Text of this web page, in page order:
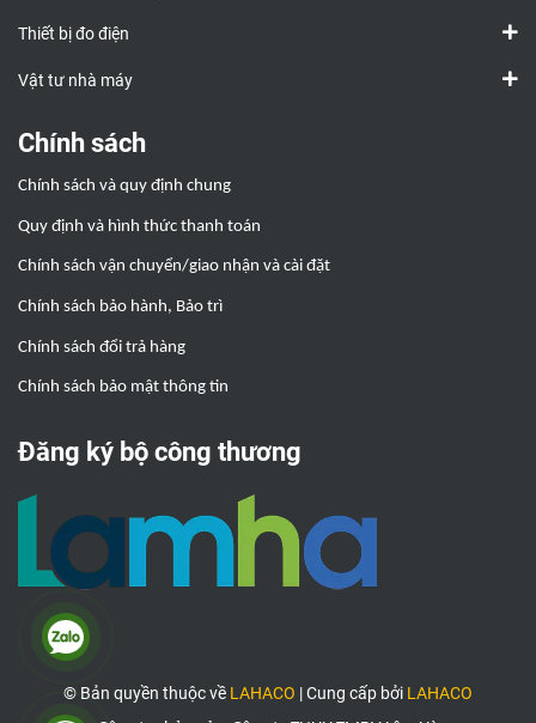
Thiết bị đo điện
Vật tư nhà máy
Chính sách
Chính sách và quy định chung
Quy định và hình thức thanh toán
Chính sách vận chuyển/giao nhận và cài đặt
Chính sách bảo hành, Bảo trì
Chính sách đổi trả hàng
Chính sách bảo mật thông tin
Đăng ký bộ công thương
© Bản quyền thuộc về LAHACO |Cung cấp bởi LAHACO